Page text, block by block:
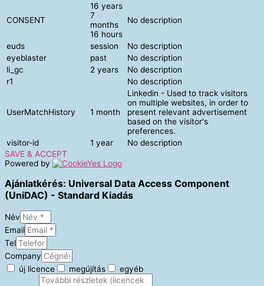
CONSENT
16 years
7
months
16 hours
No description
euds session
No description
eyeblaster
past
No description
li_gc
2 years
No description
r1
No description
UserMatchHistory 1 month
Linkedin - Used to track visitors
on multiple websites, in order to
present relevant advertisement
based on the visitor's
preferences.
visitor-id
1 year
No description
SAVE & ACCEPT
Powered by
Ajánlatkérés: Universal Data Access Component
(UniDAC) - Standard Kiadás
Név
Email
Tel
Company
új licence
megújítás egyéb